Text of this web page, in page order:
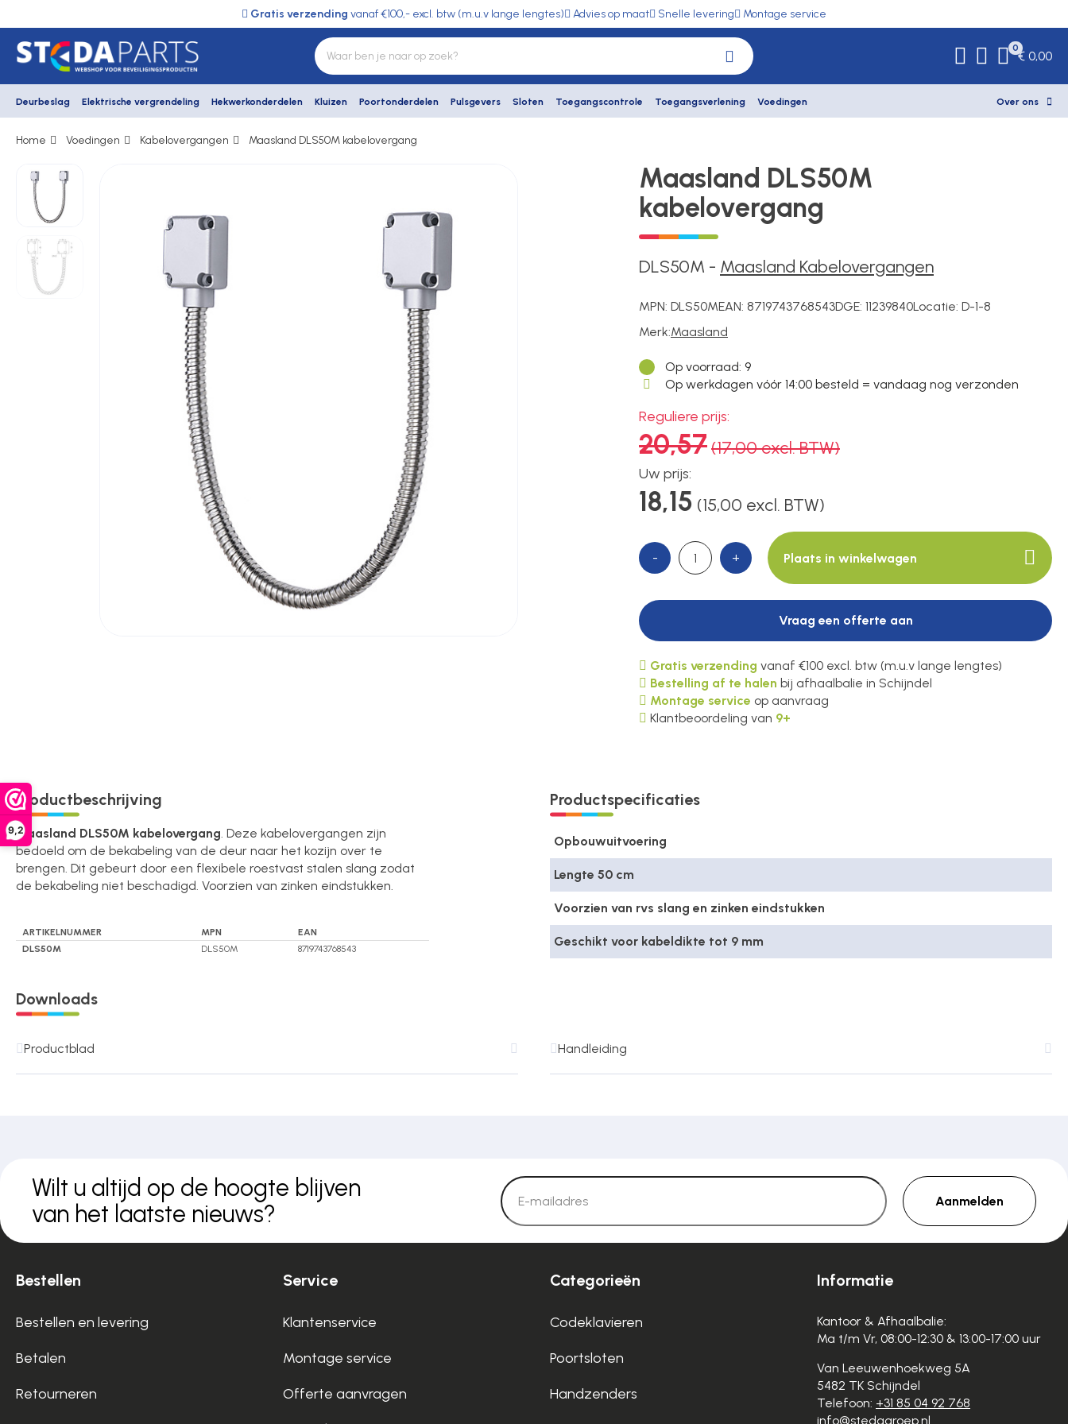
9,2
Gratis verzending vanaf €100,- excl. btw (m.u.v lange lengtes) Advies op maat Snelle levering Montage service
0
€ 0,00
Deurbeslag Elektrische vergrendeling Hekwerkonderdelen Kluizen Poortonderdelen Pulsgevers Sloten Toegangscontrole Toegangsverlening Voedingen Over ons
Deurbeslag
Elektrische vergrendeling
Hekwerkonderdelen
Contact
Home Voedingen Kabelovergangen Maasland DLS50M kabelovergang
Maasland DLS50M
kabelovergang
DLS50M - Maasland Kabelovergangen
MPN: DLS50MEAN: 8719743768543DGE: 11239840Locatie: D-1-8
Merk:Maasland
Op voorraad: 9
Op werkdagen vóór 14:00 besteld = vandaag nog verzonden
Reguliere prijs:
20,57(17,00 excl. BTW)
Uw prijs:
18,15 (15,00 excl. BTW)
- + Plaats in winkelwagen
Vraag een offerte aan
Gratis verzending vanaf €100 excl. btw (m.u.v lange lengtes)
Bestelling af te halen bij afhaalbalie in Schijndel
Montage service op aanvraag
Klantbeoordeling van 9+
Productbeschrijving
Maasland DLS50M kabelovergang. Deze kabelovergangen zijn
bedoeld om de bekabeling van de deur naar het kozijn over te
brengen. Dit gebeurt door een flexibele roestvast stalen slang zodat
de bekabeling niet beschadigd. Voorzien van zinken eindstukken.
ARTIKELNUMMER MPN
EAN
DLS50M
DLS50M 8719743768543
Productspecificaties
Opbouwuitvoering
Lengte 50 cm
Voorzien van rvs slang en zinken eindstukken
Geschikt voor kabeldikte tot 9 mm
Downloads
Productblad Handleiding
Wilt u altijd op de hoogte blijven
van het laatste nieuws?
Aanmelden
Bestellen
Bestellen en levering
Betalen
Retourneren
Service
Klantenservice
Montage service
Offerte aanvragen
Categorieën
Codeklavieren
Poortsloten
Handzenders
Informatie
Kantoor & Afhaalbalie:
Ma t/m Vr, 08:00-12:30 & 13:00-17:00 uur
Van Leeuwenhoekweg 5A
5482 TK Schijndel
Telefoon: +31 85 04 92 768
info@stedagroep.nl